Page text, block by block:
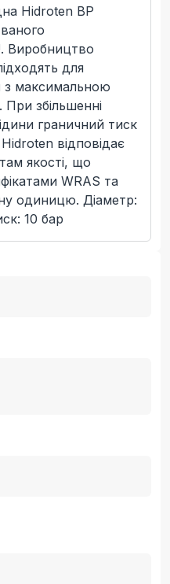
Hidroten ВР
Виробництво
для
з максимальною
збільшенні
граничний тиск
відповідає
якості, що
WRAS та
одиницю. Діаметр:
10 бар